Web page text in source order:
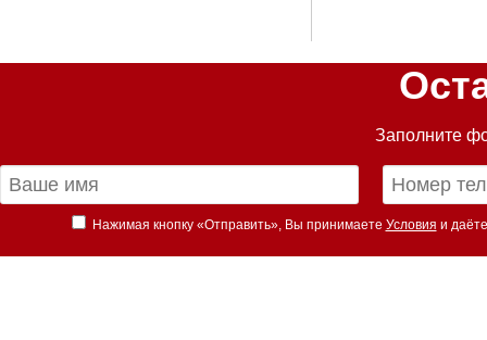
Заполните
Нажимая кнопку «Отправить», Вы принимаете Условия и